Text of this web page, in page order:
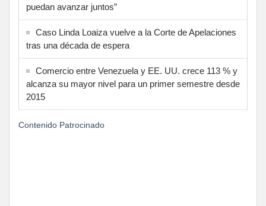
puedan avanzar juntos”
Caso Linda Loaiza vuelve a la Corte de Apelaciones
tras una década de espera
Comercio entre Venezuela y EE. UU. crece 113 % y
alcanza su mayor nivel para un primer semestre desde
2015
Contenido Patrocinado